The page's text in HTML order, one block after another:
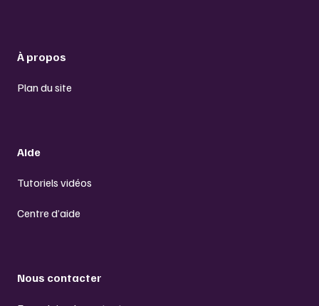
À propos
Plan du site
Aide
Tutoriels vidéos
Centre d’aide
Nous contacter